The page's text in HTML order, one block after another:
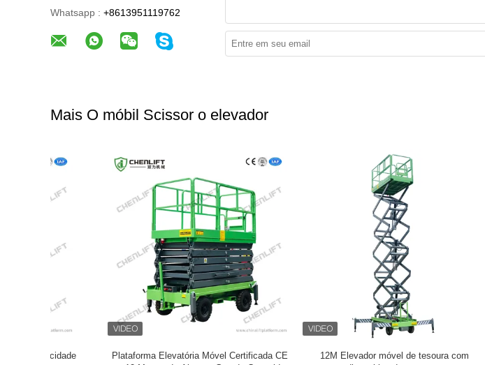
Whatsapp : +8613951119762
Mais O móbil Scissor o elevador
12M Elevador móvel de tesoura com
Plataforma de Tesoura Móvel com Carga de